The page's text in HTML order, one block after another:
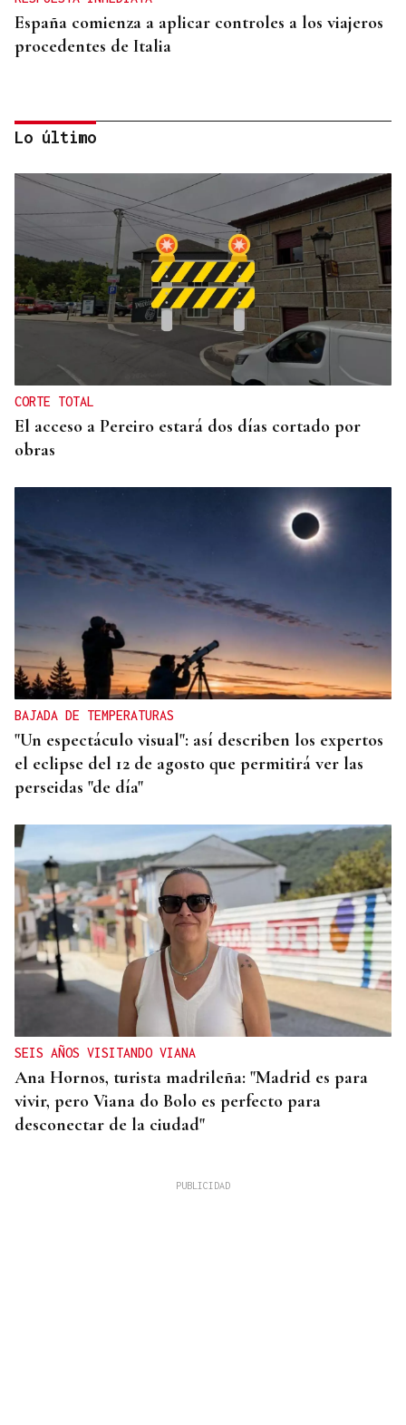
España comienza a aplicar controles a los viajeros
procedentes de Italia
ESPACIO SCHENGEN
España exige a Italia levantar los controles a
españoles o adoptará medidas proporcionales
Lo último
CORTE TOTAL
El acceso a Pereiro estará dos días cortado por
obras
BAJADA DE TEMPERATURAS
"Un espectáculo visual": así describen los expertos
el eclipse del 12 de agosto que permitirá ver las
perseidas "de día"
SEIS AÑOS VISITANDO VIANA
Ana Hornos, turista madrileña: "Madrid es para
vivir, pero Viana do Bolo es perfecto para
desconectar de la ciudad"